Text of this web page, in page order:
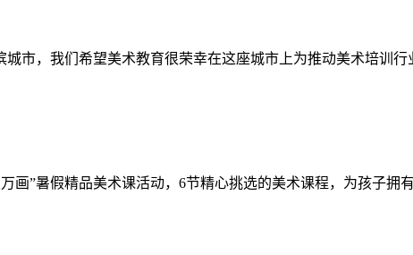
市，我们希望美术教育很荣幸在这座城市上为推动美术培训
画”暑假精品美术课活动，6节精心挑选的美术课程，为孩子拥